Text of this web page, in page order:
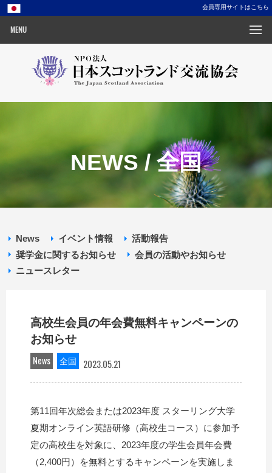
会員専用サイトはこちら
MENU
NEWS / 全国
News イベント情報
活動報告
奨学金に関するお知らせ
会員の活動やお知らせ
ニュースレター
高校生会員の年会費無料キャンペーンの
お知らせ
News
全国 2023.05.21
第11回年次総会または2023年度 スターリング大学
夏期オンライン英語研修（高校生コース）に参加予
定の高校生を対象に、2023年度の学生会員年会費
（2,400円）を無料とするキャンペーンを実施しま